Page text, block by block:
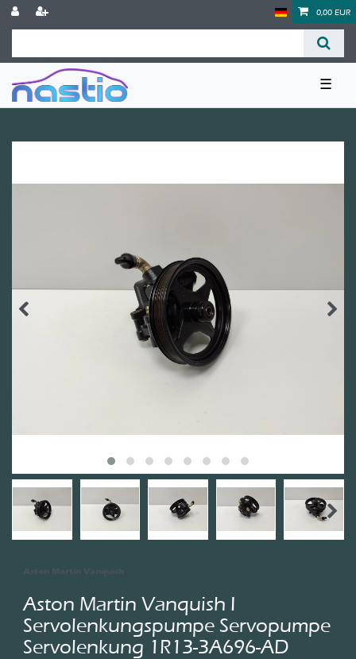
0,00 EUR
☰
Aston Martin Vanquish
Aston Martin Vanquish I
Servolenkungspumpe Servopumpe
Servolenkung 1R13-3A696-AD